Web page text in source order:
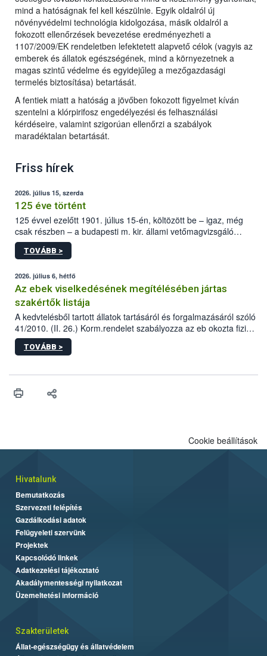
mind a hatóságnak fel kell készülnie. Egyik oldalról új
növényvédelmi technológia kidolgozása, másik oldalról a
fokozott ellenőrzések bevezetése eredményezheti a
1107/2009/EK rendeletben lefektetett alapvető célok (vagyis az
emberek és állatok egészségének, mind a környezetnek a
magas szintű védelme és egyidejűleg a mezőgazdasági
termelés biztosítása) betartását.
A fentiek miatt a hatóság a jövőben fokozott figyelmet kíván
szentelni a klórpirifosz engedélyezési és felhasználási
kérdéseire, valamint szigorúan ellenőrzi a szabályok
maradéktalan betartását.
Friss hírek
2026. július 15, szerda
125 éve történt
125 évvel ezelőtt 1901. július 15-én, költözött be – igaz, még
csak részben – a budapesti m. kir. állami vetőmagvizsgáló
állomás a Kis Rókus utca 15. szám alatti, Czigler Győző által
tervezett új épületébe.
TOVÁBB >
2026. július 6, hétfő
Az ebek viselkedésének megítélésében jártas
szakértők listája
A kedvtelésből tartott állatok tartásáról és forgalmazásáról szóló
41/2010. (II. 26.) Korm.rendelet szabályozza az eb okozta fizikai
sérülés, illetve ennek veszélye keletkezésekor felmerülő
hatósági feladatokat, valamint a veszélyes eb tartását és annak
vonni az ebek viselkedésének megítélésében jártas szakértőt.
TOVÁBB >
Cookie beállítások
Hivatalunk
Bemutatkozás
Szervezeti felépítés
Gazdálkodási adatok
Felügyeleti szervünk
Projektek
Kapcsolódó linkek
Adatkezelési tájékoztató
Akadálymentességi nyilatkozat
Üzemeltetési információ
Szakterületek
Állat-egészségügy és állatvédelem